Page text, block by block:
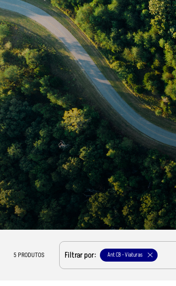
5PRODUTOS Filtrar por: Ant CB - Viaturas